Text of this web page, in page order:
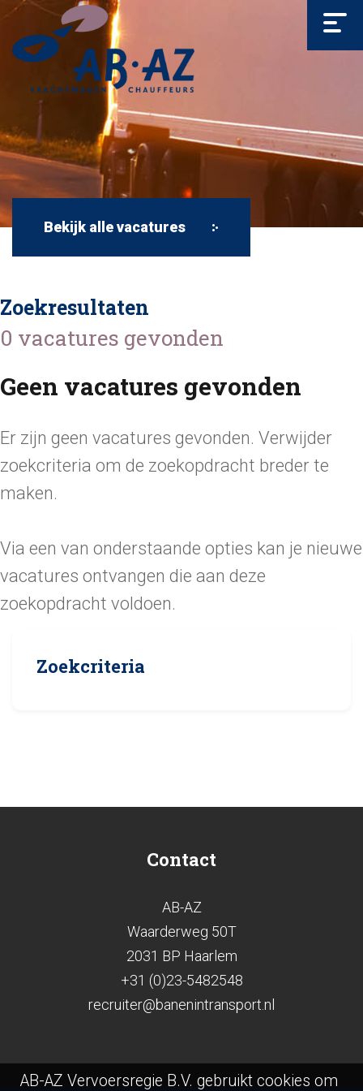
Bekijk alle vacatures
Zoekcriteria
Zoekresultaten
0 vacatures gevonden
Geen vacatures gevonden
Er zijn geen vacatures gevonden. Verwijder
zoekcriteria om de zoekopdracht breder te
maken.
Via een van onderstaande opties kan je nieuwe
vacatures ontvangen die aan deze
zoekopdracht voldoen.
Contact
AB-AZ
Waarderweg 50T
2031 BP Haarlem
+31 (0)23-5482548
recruiter@banenintransport.nl
AB-AZ Vervoersregie B.V. gebruikt cookies om